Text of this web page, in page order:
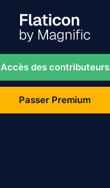
Accès des contributeurs
Passer Premium